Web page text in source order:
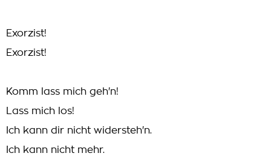
Exorzist!
Exorzist!
Komm lass mich geh'n!
Lass mich los!
Ich kann dir nicht widersteh'n.
Ich kann nicht mehr.